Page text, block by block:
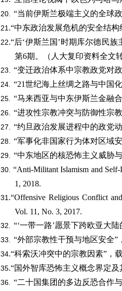
20. “当前伊斯兰极端主义的全球
21 .“中东政治发展危机的安全结构
22.“后‘伊斯兰国’时期库尔德民
第6期。（人大复印资料全文转
23. “变迁政治体系中宗教政党对
24. “21世纪海上丝绸之路与中国
25. “马来西亚与中东伊斯兰金融
26. “进攻性宗教冲突与防御性宗
27. “约旦政治发展进程中的政党
28. “军事化非国家行为体对区域
29. “中东地区的核恐怖主义威胁
30. “Anti-Militant Islamism and
1, 2018.
31 .“Offensive Religious Conflict
Vol. 11, No. 3, 2017.
32. “‘一带一路’愿景下跨欧亚大
33. “外部宗教性干预与地区安全”
34.“科索沃冲突中的宗教因素”，
35.“国外智库恐怖主义概念界定及
36. “二十国集团的多边反恐合作